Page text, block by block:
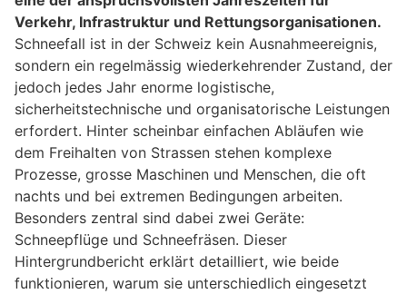
Verkehr, Infrastruktur und Rettungsorganisationen.
Schneefall ist in der Schweiz kein Ausnahmeereignis,
sondern ein regelmässig wiederkehrender Zustand, der
jedoch jedes Jahr enorme logistische,
sicherheitstechnische und organisatorische Leistungen
erfordert. Hinter scheinbar einfachen Abläufen wie
dem Freihalten von Strassen stehen komplexe
Prozesse, grosse Maschinen und Menschen, die oft
nachts und bei extremen Bedingungen arbeiten.
Besonders zentral sind dabei zwei Geräte:
Schneepflüge und Schneefräsen. Dieser
Hintergrundbericht erklärt detailliert, wie beide
funktionieren, warum sie unterschiedlich eingesetzt